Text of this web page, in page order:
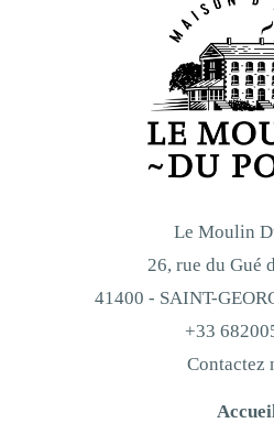
Le Moulin
26, rue du Gué
41400 - SAINT-
+33
Contactez